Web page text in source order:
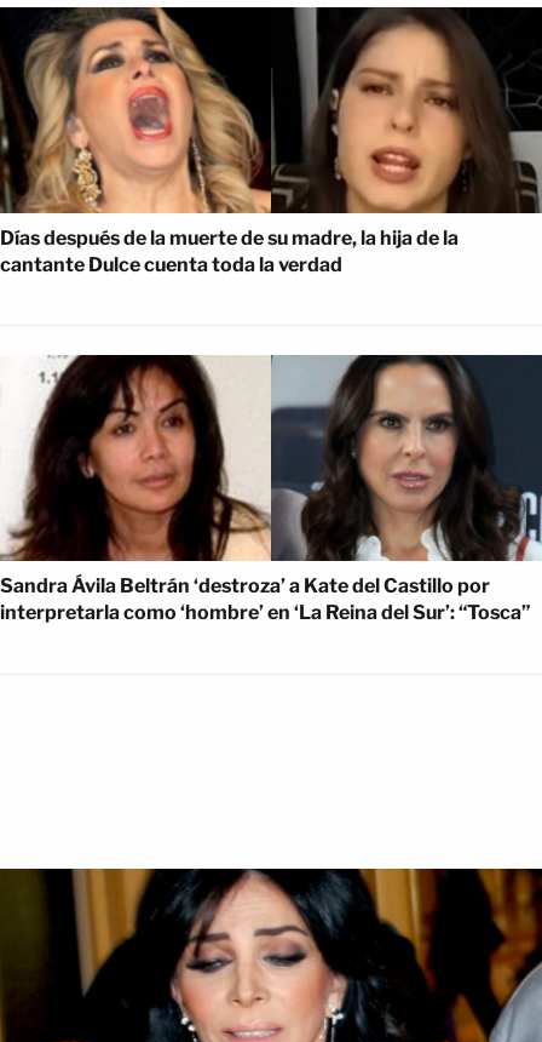
Días después de la muerte de su madre, la hija de la
cantante Dulce cuenta toda la verdad
Sandra Ávila Beltrán ‘destroza’ a Kate del Castillo por
interpretarla como ‘hombre’ en ‘La Reina del Sur’: “Tosca”